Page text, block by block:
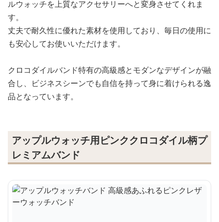
ルウォッチを上質なアクセサリーへと変身させてくれま
す。
丈夫で耐久性に優れた素材を使用しており、毎日の使用に
も安心してお使いいただけます。
クロコダイルバンド特有の高級感とモダンなデザインが融
合し、ビジネスシーンでも自信を持って身に着けられる逸
品となっています。
アップルウォッチ用ピンククロコダイル柄プ
レミアムバンド